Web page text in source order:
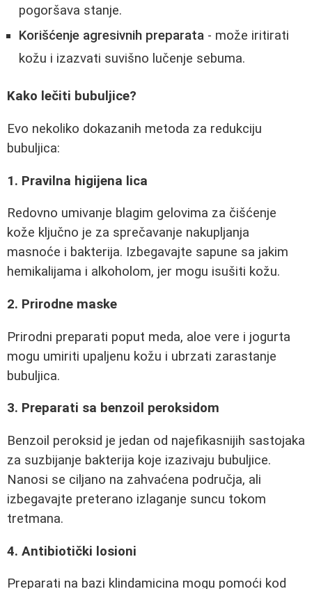
pogoršava stanje.
Korišćenje agresivnih preparata - može iritirati
kožu i izazvati suvišno lučenje sebuma.
Kako lečiti bubuljice?
Evo nekoliko dokazanih metoda za redukciju
bubuljica:
1. Pravilna higijena lica
Redovno umivanje blagim gelovima za čišćenje
kože ključno je za sprečavanje nakupljanja
masnoće i bakterija. Izbegavajte sapune sa jakim
hemikalijama i alkoholom, jer mogu isušiti kožu.
2. Prirodne maske
Prirodni preparati poput meda, aloe vere i jogurta
mogu umiriti upaljenu kožu i ubrzati zarastanje
bubuljica.
3. Preparati sa benzoil peroksidom
Benzoil peroksid je jedan od najefikasnijih sastojaka
za suzbijanje bakterija koje izazivaju bubuljice.
Nanosi se ciljano na zahvaćena područja, ali
izbegavajte preterano izlaganje suncu tokom
tretmana.
4. Antibiotički losioni
Preparati na bazi klindamicina mogu pomoći kod